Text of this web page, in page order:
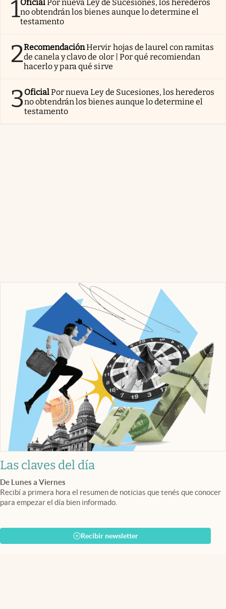
1OficialPor nueva Ley de Sucesiones, los herederos
no obtendrán los bienes aunque lo determine el
testamento
2RecomendaciónHervir hojas de laurel con ramitas
de canela y clavo de olor | Por qué recomiendan
hacerlo y para qué sirve
3OficialPor nueva Ley de Sucesiones, los herederos
no obtendrán los bienes aunque lo determine el
testamento
Las claves del día
De Lunes a Viernes
Recibí a primera hora el resumen de noticias que tenés que conocer
para empezar el día bien informado.
Recibir newsletter